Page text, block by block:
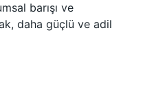
barışı ve
daha güçlü ve adil